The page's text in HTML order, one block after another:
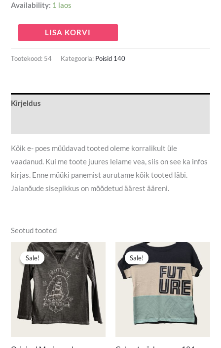
Availability: 1 laos
LISA KORVI
Tootekood: 54 Kategooria: Poisid 140
Kirjeldus
Kõik e- poes müüdavad tooted oleme korralikult üle
vaadanud. Kui me toote juures leiame vea, siis on see ka infos
kirjas. Enne müüki panemist aurutame kõik tooted läbi.
Jalanõude sisepikkus on mõõdetud äärest ääreni.
Seotud tooted
Sale!
Sale!
Algne
hind
oli:
5,50 €.
Praegune
hind
on:
4,00 €.
Sale!
Sale!
Algne
hind
oli:
Praegune
on:
2,50 €.